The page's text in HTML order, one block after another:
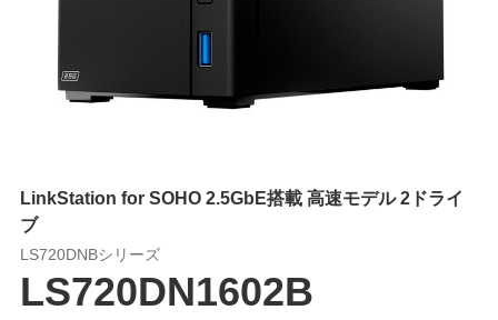
LinkStation for SOHO 2.5GbE搭載 高速モデル 2ドライ
ブ
LS720DNBシリーズ
LS720DN1602B